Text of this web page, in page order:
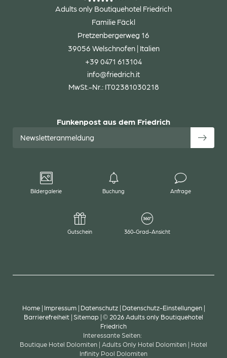
Adults only Boutiquehotel Friedrich
Familie Fäckl
Pretzenbergerweg 16
39056 Welschnofen | Italien
+39 0471 613104
info@friedrich. it
MwSt.-Nr.: IT02381030218
Funkenpost aus dem Friedrich
Newsletteranmeldung
Bildergalerie Buchung Anfrage
Gutschein 360-Grad-Ansicht
Home | Impressum | Datenschutz | Datenschutz-Einstellungen |
Barrierefreiheit |Sitemap |© 2026 Adults only Boutiquehotel
Friedrich
Interessante Seiten:
Boutique Hotel Dolomiten | Adults Only Hotel Dolomiten | Hotel
Infinity Pool Dolomiten